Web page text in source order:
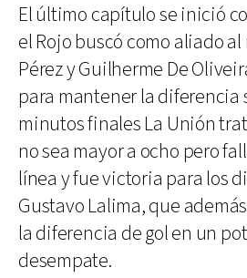
El último capítulo se inició
el Rojo buscó como aliado
Pérez y Guilherme De
para mantener la diferencia
minutos finales La Unión
no sea mayor a ocho pero
línea y fue victoria para los
Gustavo Lalima, que
la diferencia de gol en un
desempate.